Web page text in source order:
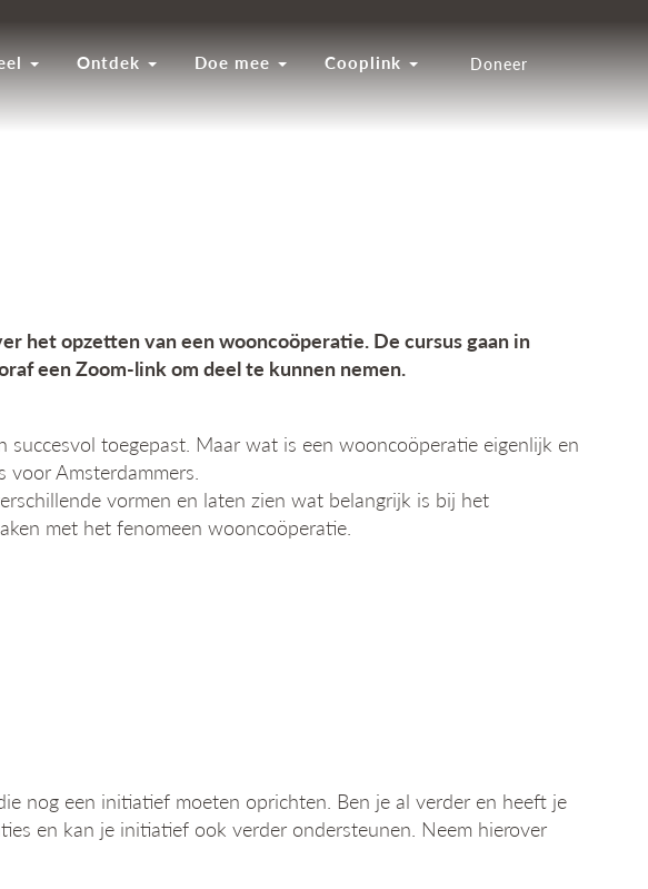
Ontdek Doe mee Cooplink Doneer
het opzetten van een wooncoöperatie. De cursus gaan in
een Zoom-link om deel te kunnen nemen.
toegepast. Maar wat is een wooncoöperatie eigenlijk en
voor Amsterdammers.
vormen en laten zien wat belangrijk is bij het
met het fenomeen wooncoöperatie.
nog een initiatief moeten oprichten. Ben je al verder en heeft je
en kan je initiatief ook verder ondersteunen. Neem hierover